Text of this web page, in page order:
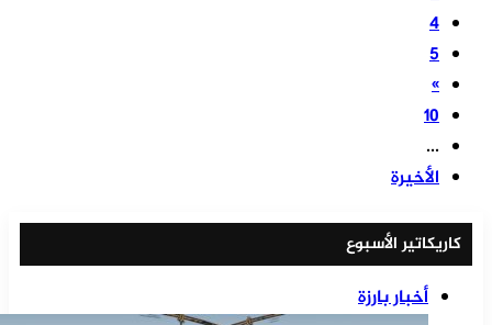
4
5
»
10
...
الأخيرة
كاريكاتير الأسبوع
أخبار بارزة